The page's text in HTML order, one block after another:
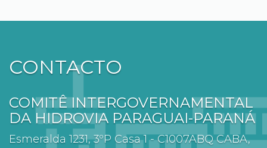
CONTACTO
COMITÊ INTERGOVERNAMENTAL
DA HIDROVIA PARAGUAI-PARANÁ
Esmeralda 1231, 3ºP Casa 1 - C1007ABQ CABA,